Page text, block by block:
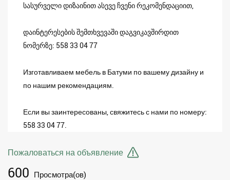
სასურველი დიზაინით ასევე ჩვენი რეკომენდაციით,
დაინტერესების შემთხვევაში დაგვიკავშირდით
ნომერზე: 558 33 04 77
Изготавливаем мебель в Батуми по вашему дизайну и
по нашим рекомендациям.
Если вы заинтересованы, свяжитесь с нами по номеру:
558 33 04 77.
Пожаловаться на объявление
600 Просмотра(ов)